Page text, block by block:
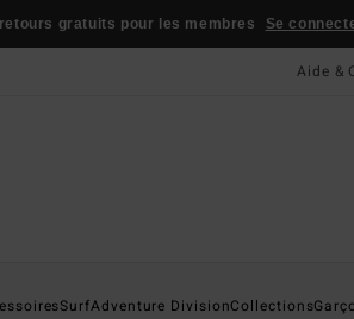
gratuits pour les membres Se
Aide &
SurfAdventure DivisionCollections